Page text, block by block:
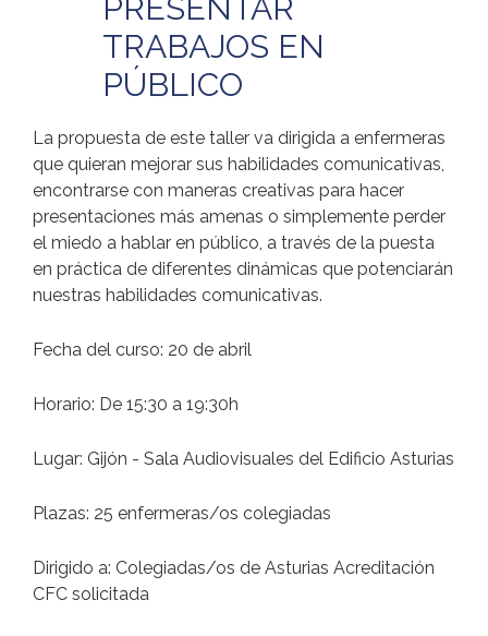
PRESENTAR
TRABAJOS EN
PÚBLICO
La propuesta de este taller va dirigida a enfermeras
que quieran mejorar sus habilidades comunicativas,
encontrarse con maneras creativas para hacer
presentaciones más amenas o simplemente perder
el miedo a hablar en público, a través de la puesta
en práctica de diferentes dinámicas que potenciarán
nuestras habilidades comunicativas.
Fecha del curso: 20 de abril
Horario: De 15:30 a 19:30h
Lugar: Gijón - Sala Audiovisuales del Edificio Asturias
Plazas: 25 enfermeras/os colegiadas
Dirigido a: Colegiadas/os de Asturias Acreditación
CFC solicitada